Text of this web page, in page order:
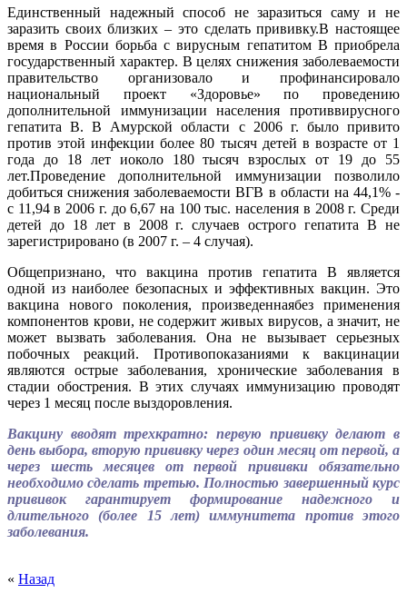
Единственный надежный способ не заразиться саму и не
заразить своих близких – это сделать прививку.В настоящее
время в России борьба с вирусным гепатитом В приобрела
государственный характер. В целях снижения заболеваемости
правительство организовало и профинансировало
национальный проект «Здоровье» по проведению
дополнительной иммунизации населения противвирусного
гепатита В. В Амурской области с 2006 г. было привито
против этой инфекции более 80 тысяч детей в возрасте от 1
года до 18 лет иоколо 180 тысяч взрослых от 19 до 55
лет.Проведение дополнительной иммунизации позволило
добиться снижения заболеваемости ВГВ в области на 44,1% -
с 11,94 в 2006 г. до 6,67 на 100 тыс. населения в 2008 г. Среди
детей до 18 лет в 2008 г. случаев острого гепатита В не
зарегистрировано (в 2007 г. – 4 случая).
Общепризнано, что вакцина против гепатита В является
одной из наиболее безопасных и эффективных вакцин. Это
вакцина нового поколения, произведеннаябез применения
компонентов крови, не содержит живых вирусов, а значит, не
может вызвать заболевания. Она не вызывает серьезных
побочных реакций. Противопоказаниями к вакцинации
являются острые заболевания, хронические заболевания в
стадии обострения. В этих случаях иммунизацию проводят
через 1 месяц после выздоровления.
Вакцину вводят трехкратно: первую прививку делают в
день выбора, вторую прививку через один месяц от первой, а
через шесть месяцев от первой прививки обязательно
необходимо сделать третью. Полностью завершенный курс
прививок гарантирует формирование надежного и
длительного (более 15 лет) иммунитета против этого
заболевания.
« Назад